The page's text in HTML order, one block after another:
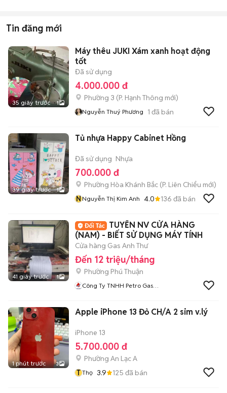
Tin đăng mới
35 giây trước 1
Máy thêu JUKI Xám xanh hoạt động
tốt
Đã sử dụng
4.000.000 đ
Phường 3 (P. Hạnh Thông mới)
Nguyễn Thuý Phương 1 đã bán
39 giây trước 1
Tủ nhựa Happy Cabinet Hồng
Đã sử dụng Nhựa
700.000 đ
Phường Hòa Khánh Bắc (P. Liên Chiểu mới)
NNguyễn Thị Kim Anh 4.0 136 đã bán
41 giây trước 1
TUYỂN NV CỬA HÀNG
(NAM) - BIẾT SỬ DỤNG MÁY TÍNH
Cửa hàng Gas Anh Thư
Đến 12 triệu/tháng
Phường Phú Thuận
Công Ty TNHH Petro Gas
1 phút trước 3
Apple iPhone 13 Đỏ CH/A 2 sim v.lý
iPhone 13
5.700.000 đ
Phường An Lạc A
T Thọ 3.9 125 đã bán